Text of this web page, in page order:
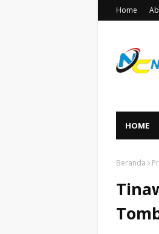
Home
HOME
Beranda